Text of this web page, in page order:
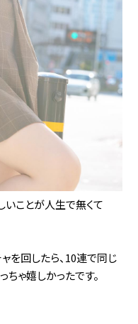
ことが人生で無くて
を回したら、10連で同じ
ゃ嬉しかったです。